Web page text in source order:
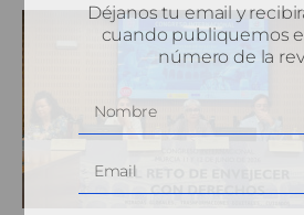
Déjanos tu email y
cuando publiquemos
número de la